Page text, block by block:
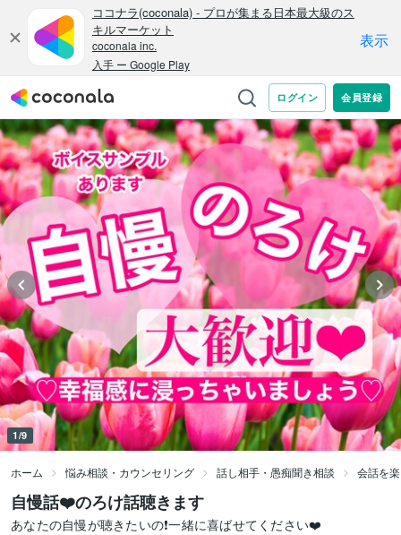
1/9
ホーム 悩み相談・カウンセリング 話し相手・愚痴聞き相談 会話を
自慢話❤️のろけ話聴きます
あなたの自慢が聴きたいの❗️一緒に喜ばせてください❤️